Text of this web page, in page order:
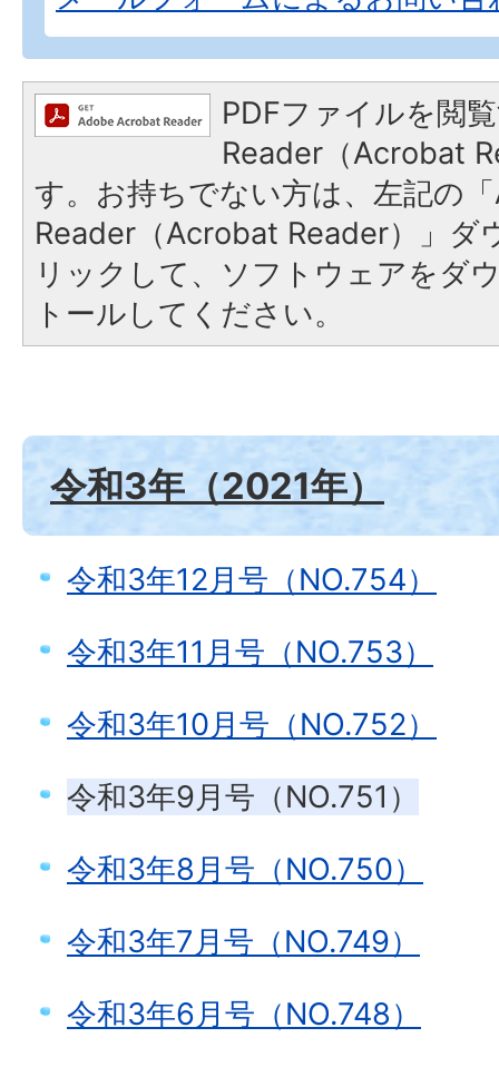
PDFファイルを閲
Reader（Acrobat
す。お持ちでない方は、左記の
Reader（Acrobat Reader）」ダ
リックして、ソフトウェアをダ
トールしてください。
令和3年（2021年）
令和3年12月号（NO.754）
令和3年11月号（NO.753）
令和3年10月号（NO.752）
令和3年9月号（NO.751）
令和3年8月号（NO.750）
令和3年7月号（NO.749）
令和3年6月号（NO.748）